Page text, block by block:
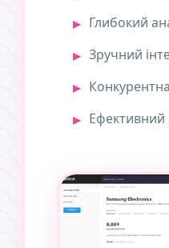
Глибокий
Зручний
Ефективний